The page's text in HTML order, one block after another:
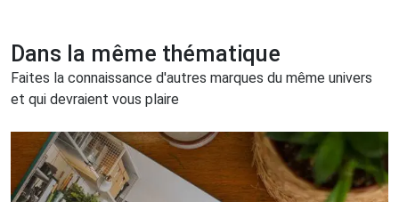
Dans la même thématique
Faites la connaissance d'autres marques du même univers
et qui devraient vous plaire